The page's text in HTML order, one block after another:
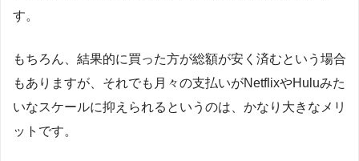
す。
もちろん、結果的に買った方が総額が安く済むという場合
もありますが、それでも月々の支払いがNetflixやHuluみた
いなスケールに抑えられるというのは、かなり大きなメリ
ットです。